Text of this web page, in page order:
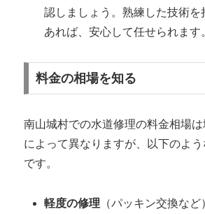
認しましょう。熟練した技術を
あれば、安心して任せられます
料金の相場を知る
南山城村での水道修理の料金相場
によって異なりますが、以下のよ
です。
軽度の修理 （パッキン交換など